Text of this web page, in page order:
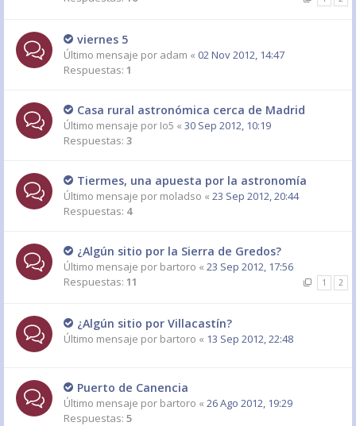
viernes 5
Último mensaje por adam « 02 Nov 2012, 14:47
Respuestas: 1
Casa rural astronómica cerca de Madrid
Último mensaje por Io5 « 30 Sep 2012, 10:19
Respuestas: 3
Tiermes, una apuesta por la astronomía
Último mensaje por moladso « 23 Sep 2012, 20:44
Respuestas: 4
¿Algún sitio por la Sierra de Gredos?
Último mensaje por bartoro « 23 Sep 2012, 17:56
Respuestas: 11 1 2
¿Algún sitio por Villacastín?
Último mensaje por bartoro « 13 Sep 2012, 22:48
Puerto de Canencia
Último mensaje por bartoro « 26 Ago 2012, 19:29
Respuestas: 5